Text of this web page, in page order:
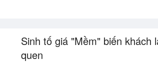
Sinh tố giá "Mềm" biến khách
quen